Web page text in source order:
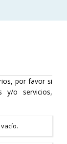
por favor si
y/o servicios,